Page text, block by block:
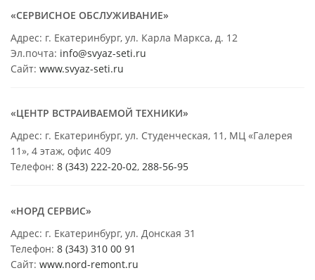
«СЕРВИСНОЕ ОБСЛУЖИВАНИЕ»
Адрес: г. Екатеринбург, ул. Карла Маркса, д. 12
Эл.почта: info@svyaz-seti.ru
Сайт: www.svyaz-seti.ru
«ЦЕНТР ВСТРАИВАЕМОЙ ТЕХНИКИ»
Адрес: г. Екатеринбург, ул. Студенческая, 11, МЦ «Галерея
11», 4 этаж, офис 409
Телефон: 8 (343) 222-20-02, 288-56-95
«НОРД СЕРВИС»
Адрес: г. Екатеринбург, ул. Донская 31
Телефон: 8 (343) 310 00 91
Сайт: www.nord-remont.ru